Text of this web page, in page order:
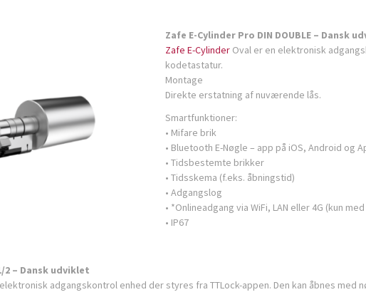
Zafe E-Cylinder Pro DIN DOUBLE – Dansk
Zafe E-Cylinder Oval er en elektronisk
kodetastatur.
Montage
Direkte erstatning af nuværende lås.
Smartfunktioner:
• Mifare brik
• Bluetooth E-Nøgle – app på iOS, Android og
• Tidsbestemte brikker
• Tidsskema (f.eks. åbningstid)
• Adgangslog
• *Onlineadgang via WiFi, LAN eller 4G (kun
• IP67
2 – Dansk udviklet
adgangskontrol enhed der styres fra TTLock-appen. Den kan åbnes med